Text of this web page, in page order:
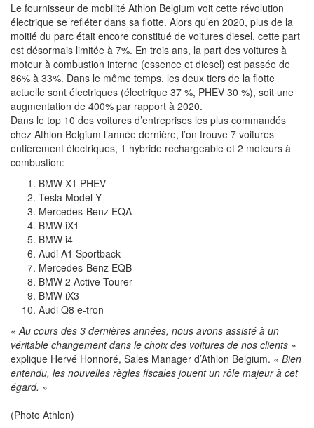
Le fournisseur de mobilité Athlon Belgium voit cette révolution
électrique se refléter dans sa flotte. Alors qu’en 2020, plus de la
moitié du parc était encore constitué de voitures diesel, cette part
est désormais limitée à 7%. En trois ans, la part des voitures à
moteur à combustion interne (essence et diesel) est passée de
86% à 33%. Dans le même temps, les deux tiers de la flotte
actuelle sont électriques (électrique 37 %, PHEV 30 %), soit une
augmentation de 400% par rapport à 2020.
​Dans le top 10 des voitures d’entreprises les plus commandés
chez Athlon Belgium l’année dernière, l’on trouve 7 voitures
entièrement électriques, 1 hybride rechargeable et 2 moteurs à
combustion:
BMW X1 PHEV
Tesla Model Y
Mercedes-Benz EQA
BMW iX1
BMW i4
Audi A1 Sportback
Mercedes-Benz EQB
BMW 2 Active Tourer
BMW iX3
Audi Q8 e-tron
«Au cours des 3 dernières années, nous avons assisté à un
véritable changement dans le choix des voitures de nos clients »
explique Hervé Honnoré, Sales Manager d’Athlon Belgium. « Bien
entendu, les nouvelles règles fiscales jouent un rôle majeur à cet
égard. »
(Photo Athlon)